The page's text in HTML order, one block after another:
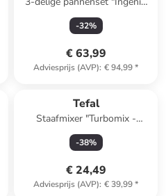
XL Force" zwart
-32%
€ 63,99
Adviesprijs (AVP): € 94,99*
Tefal
Staafmixer "Turbomix -
HB121838" zwart
-38%
€ 24,49
Adviesprijs (AVP): € 39,99*